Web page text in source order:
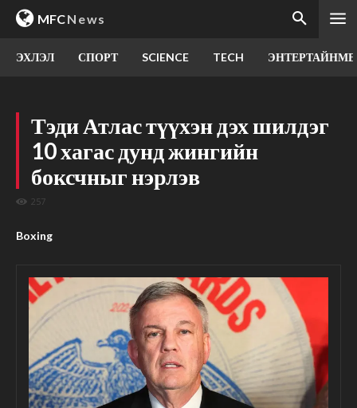
MFCNews
ЭХЛЭЛ СПОРТ SCIENCE TECH
Тэди Атлас түүхэн дэх шилдэг
10 хагас дунд жингийн
боксчныг нэрлэв
257
Boxing